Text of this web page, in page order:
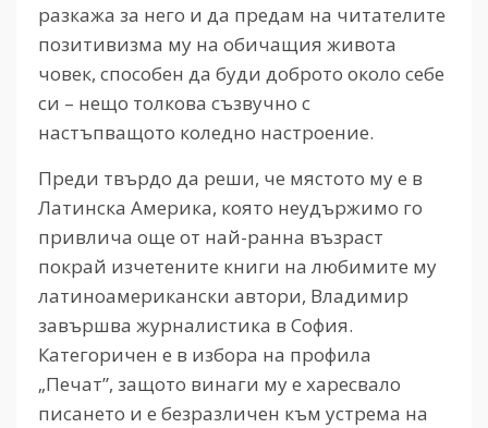
разкажа за него и да предам на читателите
позитивизма му на обичащия живота
човек, способен да буди доброто около себе
си – нещо толкова съзвучно с
настъпващото коледно настроение.
Преди твърдо да реши, че мястото му е в
Латинска Америка, която неудържимо го
привлича още от най-ранна възраст
покрай изчетените книги на любимите му
латиноамерикански автори, Владимир
завършва журналистика в София.
Категоричен е в избора на профила
„Печат”, защото винаги му е харесвало
писането и е безразличен към устрема на